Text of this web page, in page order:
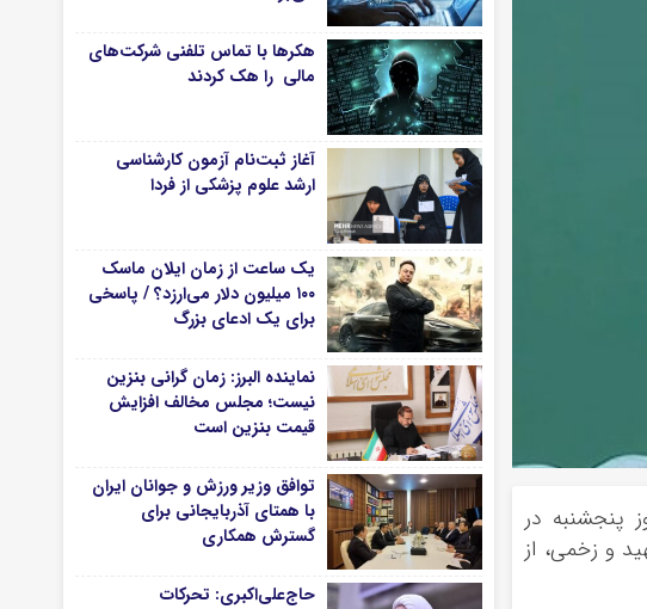
پنجشنبه در
تجاوز اسرائیل با حمایت آمریکا در این هفته، بیش از ۳ هزار و ۵۰۰ شهید و زخمی، از
هکرها با تماس تلفنی شرکت‌های
مالی را هک کردند
آغاز ثبت‌نام‌ آزمون کارشناسی
ارشد علوم پزشکی از فردا
یک ساعت از زمان ایلان ماسک
۱۰۰ میلیون دلار می‌ارزد؟ / پاسخی
برای یک ادعای بزرگ
نماینده البرز: زمان گرانی بنزین
نیست؛ مجلس مخالف افزایش
قیمت بنزین است
توافق وزیر ورزش و جوانان ایران
با همتای آذربایجانی برای
گسترش همکاری
حاج‌علی‌اکبری: تحرکات